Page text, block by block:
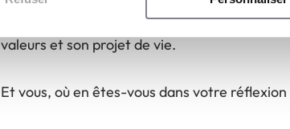
valeurs et son projet de vie.
Et vous, où en êtes-vous dans votre réflexion